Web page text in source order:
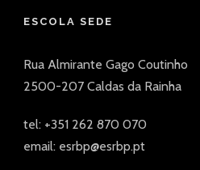
ESCOLA SEDE
Rua Almirante Gago Coutinho
2500-207 Caldas da Rainha
tel: +351 262 870 070
email: esrbp@esrbp.pt